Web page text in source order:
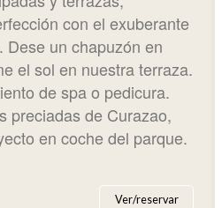
con el exuberante
Dese un chapuzón en
el sol en nuestra terraza.
de spa o pedicura.
preciadas de Curazao,
en coche del parque.
Ver/reservar